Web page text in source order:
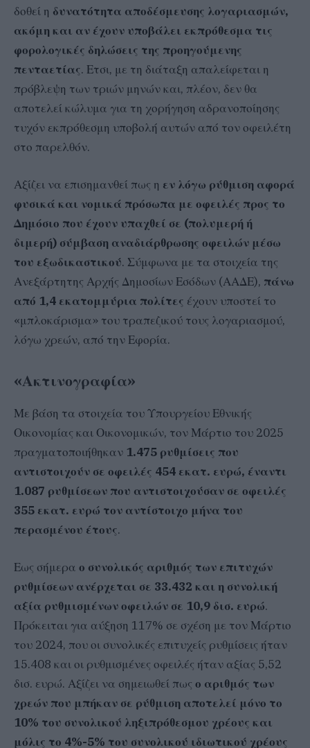
δοθεί η δυνατότητα αποδέσμευσης λογαριασμών,
ακόμη και αν έχουν υποβάλει εκπρόθεσμα τις
φορολογικές δηλώσεις της προηγούμενης
πενταετίας. Ετσι, με τη διάταξη απαλείφεται η
πρόβλεψη των τριών μηνών και, πλέον, δεν θα
αποτελεί κώλυμα για τη χορήγηση αδρανοποίησης
τυχόν εκπρόθεσμη υποβολή αυτών από τον οφειλέτη
στο παρελθόν.
Αξίζει να επισημανθεί πως η εν λόγω ρύθμιση αφορά
φυσικά και νομικά πρόσωπα με οφειλές προς το
Δημόσιο που έχουν υπαχθεί σε (πολυμερή ή
διμερή) σύμβαση αναδιάρθρωσης οφειλών μέσω
του εξωδικαστικού. Σύμφωνα με τα στοιχεία της
Ανεξάρτητης Αρχής Δημοσίων Εσόδων (ΑΑΔΕ), πάνω
από 1,4 εκατομμύρια πολίτες έχουν υποστεί το
«μπλοκάρισμα» του τραπεζικού τους λογαριασμού,
λόγω χρεών, από την Εφορία.
«Ακτινογραφία»
Με βάση τα στοιχεία του Υπουργείου Εθνικής
Οικονομίας και Οικονομικών, τον Μάρτιο του 2025
πραγματοποιήθηκαν 1.475 ρυθμίσεις που
αντιστοιχούν σε οφειλές 454 εκατ. ευρώ, έναντι
1.087 ρυθμίσεων που αντιστοιχούσαν σε οφειλές
355 εκατ. ευρώ τον αντίστοιχο μήνα του
περασμένου έτους.
Εως σήμερα ο συνολικός αριθμός των επιτυχών
ρυθμίσεων ανέρχεται σε 33.432 και η συνολική
αξία ρυθμισμένων οφειλών σε 10,9 δισ. ευρώ.
Πρόκειται για αύξηση 117% σε σχέση με τον Μάρτιο
του 2024, που οι συνολικές επιτυχείς ρυθμίσεις ήταν
15.408 και οι ρυθμισμένες οφειλές ήταν αξίας 5,52
δισ. ευρώ. Αξίζει να σημειωθεί πως ο αριθμός των
χρεών που μπήκαν σε ρύθμιση αποτελεί μόνο το
10% του συνολικού ληξιπρόθεσμου χρέους και
μόλις το 4%-5% του συνολικού ιδιωτικού χρέους